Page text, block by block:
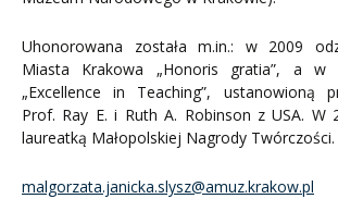
Uhonorowana została m.in.: w 2009
Miasta Krakowa „Honoris gratia”, a w
„Excellence in Teaching”, ustanowioną
Prof. Ray E. i Ruth A. Robinson z USA. W
laureatką Małopolskiej Nagrody Twórczości.
malgorzata.janicka.slysz@amuz.krakow.pl